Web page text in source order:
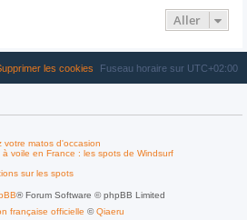
Aller
Fuseau horaire sur UTC+02:00
les cookies
matos d'occasion
voile en France : les spots de Windsurf
sur les spots
® Forum Software © phpBB Limited
française officielle ©Qiaeru